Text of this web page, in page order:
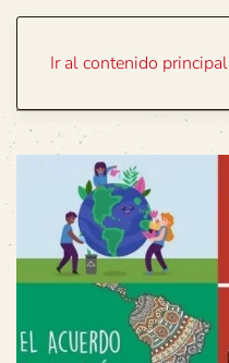
Ir al contenido principal